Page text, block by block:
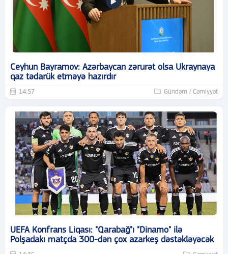
Ceyhun Bayramov: Azərbaycan zərurət olsa Ukraynaya
qaz tədarük etməyə hazırdır
14:57 Gündəm / Cəmiyyət
UEFA Konfrans Liqası: "Qarabağ"ı "Dinamo" ilə
Polşadakı matçda 300-dən çox azarkeş dəstəkləyəcək